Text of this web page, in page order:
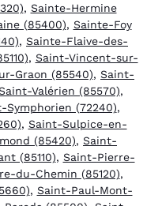
, Sainte-Hermine
(85400), Sainte-Foy
, Sainte-Flaive-des-
, Saint-Vincent-sur-
Graon (85540), Saint-
Valérien (85570),
Symphorien (72240),
, Saint-Sulpice-en-
(85420), Saint-
(85110), Saint-Pierre-
du-Chemin (85120),
, Saint-Paul-Mont-